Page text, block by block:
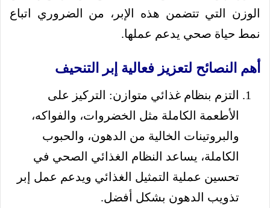
الوزن التي تتضمن هذه الإبر، من الضروري اتباع
نمط حياة صحي يدعم عملها.
أهم النصائح لتعزيز فعالية إبر التنحيف
التزم بنظام غذائي متوازن: التركيز على
الأطعمة الكاملة مثل الخضروات، والفواكه،
والبروتينات الخالية من الدهون، والحبوب
الكاملة، يساعد النظام الغذائي الصحي في
تحسين عملية التمثيل الغذائي ويدعم عمل إبر
تذويب الدهون بشكل أفضل.